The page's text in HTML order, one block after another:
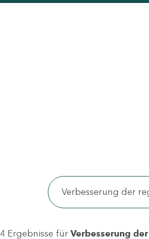
4 Ergebnisse für Verbesserung